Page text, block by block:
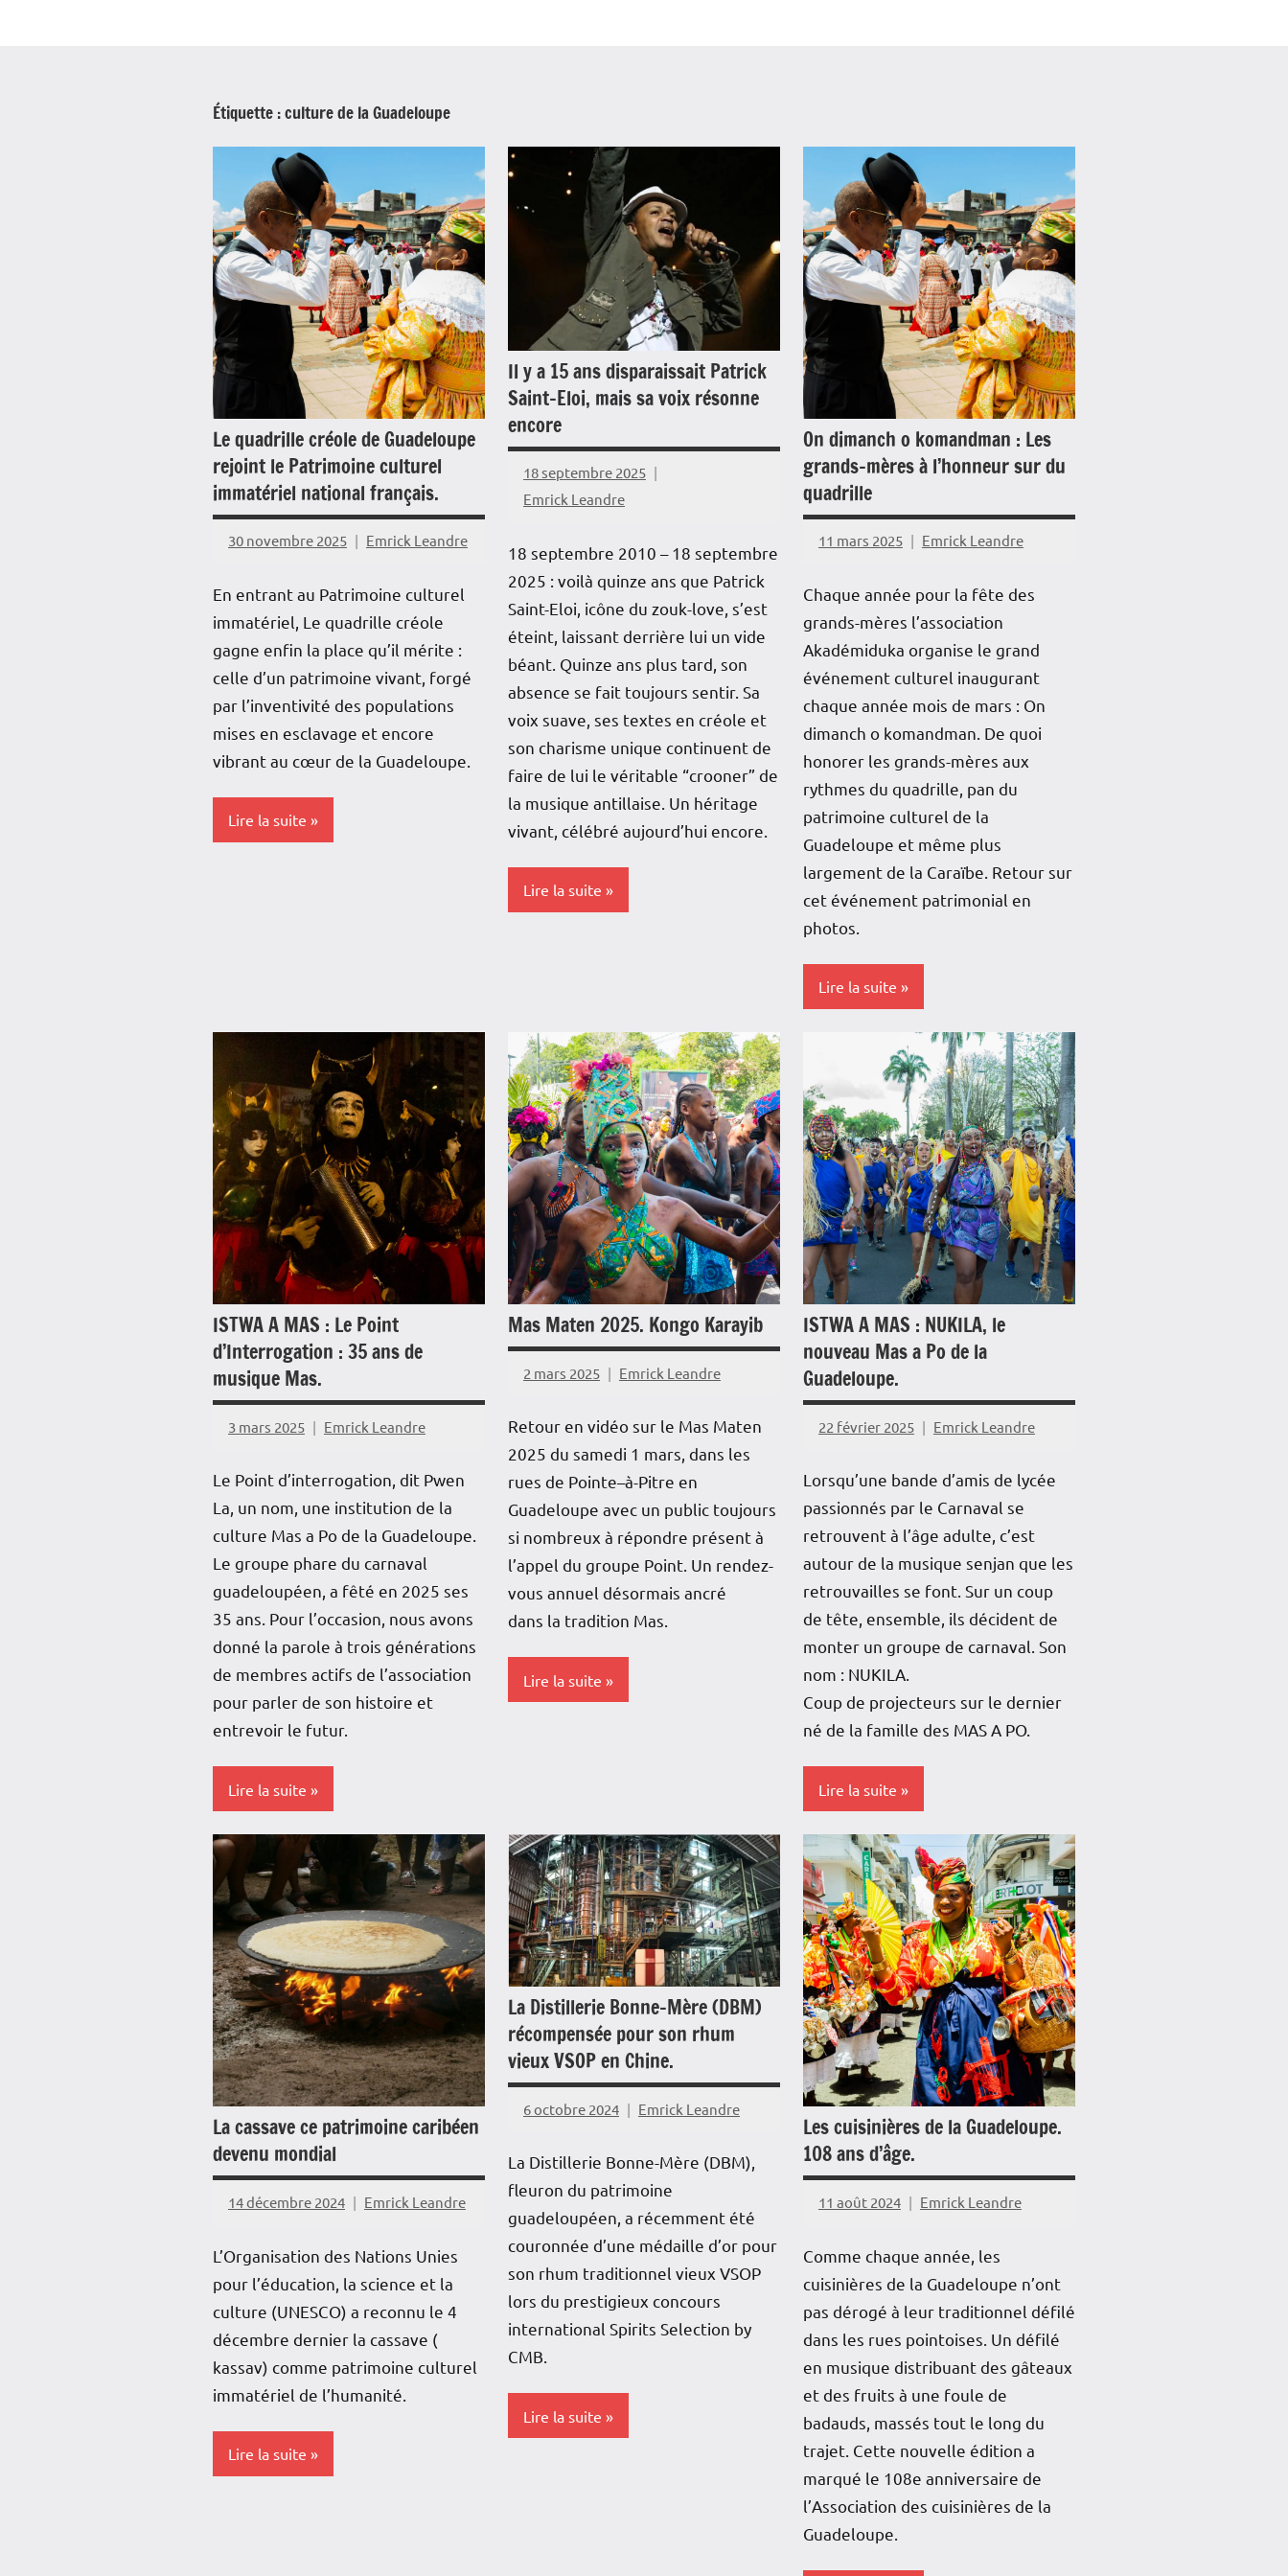
Étiquette :culture de la Guadeloupe
Le quadrille créole de Guadeloupe
rejoint le Patrimoine culturel
immatériel national français.
30 novembre 2025 Emrick Leandre
En entrant au Patrimoine culturel
immatériel, Le quadrille créole
gagne enfin la place qu’il mérite :
celle d’un patrimoine vivant, forgé
par l’inventivité des populations
mises en esclavage et encore
vibrant au cœur de la Guadeloupe.
Lire la suite
Histoire
Outremer
Société
Il y a 15 ans disparaissait Patrick
Saint-Eloi, mais sa voix résonne
encore
18 septembre 2025
Emrick Leandre
18 septembre 2010 – 18 septembre
2025 : voilà quinze ans que Patrick
Saint-Eloi, icône du zouk-love, s’est
éteint, laissant derrière lui un vide
béant. Quinze ans plus tard, son
absence se fait toujours sentir. Sa
voix suave, ses textes en créole et
son charisme unique continuent de
faire de lui le véritable “crooner” de
la musique antillaise. Un héritage
vivant, célébré aujourd’hui encore.
Lire la suite
Caraïbe
Culture
France
Guadeloupe
Martinique
Musique
Outremer
Politique
On dimanch o komandman : Les
grands-mères à l’honneur sur du
quadrille
11 mars 2025 Emrick Leandre
Chaque année pour la fête des
grands-mères l’association
Akadémiduka organise le grand
événement culturel inaugurant
chaque année mois de mars : On
dimanch o komandman. De quoi
honorer les grands-mères aux
rythmes du quadrille, pan du
patrimoine culturel de la
Guadeloupe et même plus
largement de la Caraïbe. Retour sur
cet événement patrimonial en
photos.
Lire la suite
Blog
Caraïbe
Culture
France
Guadeloupe
Histoire
Interviews
Outremer
Reportage
ISTWA A MAS : Le Point
d’Interrogation : 35 ans de
musique Mas.
3 mars 2025 Emrick Leandre
Le Point d’interrogation, dit Pwen
La, un nom, une institution de la
culture Mas a Po de la Guadeloupe.
Le groupe phare du carnaval
guadeloupéen, a fêté en 2025 ses
35 ans. Pour l’occasion, nous avons
donné la parole à trois générations
de membres actifs de l’association
pour parler de son histoire et
entrevoir le futur.
Lire la suite
Antilles-
Guyane
Blog
Caraïbe
Culture
France
Guadeloupe
Histoire
Outremer
Société
Mas Maten 2025. Kongo Karayib
2 mars 2025 Emrick Leandre
Retour en vidéo sur le Mas Maten
2025 du samedi 1 mars, dans les
rues de Pointe–à-Pitre en
Guadeloupe avec un public toujours
si nombreux à répondre présent à
l’appel du groupe Point. Un rendez-
vous annuel désormais ancré
dans la tradition Mas.
Lire la suite
Caraïbe
Culture
Guadeloupe
Histoire
Outremer
Société
Tourisme
ISTWA A MAS : NUKILA, le
nouveau Mas a Po de la
Guadeloupe.
22 février 2025 Emrick Leandre
Lorsqu’une bande d’amis de lycée
passionnés par le Carnaval se
retrouvent à l’âge adulte, c’est
autour de la musique senjan que les
retrouvailles se font. Sur un coup
de tête, ensemble, ils décident de
monter un groupe de carnaval. Son
nom : NUKILA.
Coup de projecteurs sur le dernier
né de la famille des MAS A PO.
Lire la suite
Antilles-
Guyane
Blog
Caraïbe
Culture
France
Guadeloupe
Histoire
Interviews
Outremer
Société
La cassave ce patrimoine caribéen
devenu mondial
14 décembre 2024 Emrick Leandre
L’Organisation des Nations Unies
pour l’éducation, la science et la
culture (UNESCO) a reconnu le 4
décembre dernier la cassave (
kassav) comme patrimoine culturel
immatériel de l’humanité.
Lire la suite
La Distillerie Bonne-Mère (DBM)
récompensée pour son rhum
vieux VSOP en Chine.
6 octobre 2024 Emrick Leandre
La Distillerie Bonne-Mère (DBM),
fleuron du patrimoine
guadeloupéen, a récemment été
couronnée d’une médaille d’or pour
son rhum traditionnel vieux VSOP
lors du prestigieux concours
international Spirits Selection by
CMB.
Lire la suite
Les cuisinières de la Guadeloupe.
108 ans d’âge.
11 août 2024 Emrick Leandre
Comme chaque année, les
cuisinières de la Guadeloupe n’ont
pas dérogé à leur traditionnel défilé
dans les rues pointoises. Un défilé
en musique distribuant des gâteaux
et des fruits à une foule de
badauds, massés tout le long du
trajet. Cette nouvelle édition a
marqué le 108e anniversaire de
l’Association des cuisinières de la
Guadeloupe.